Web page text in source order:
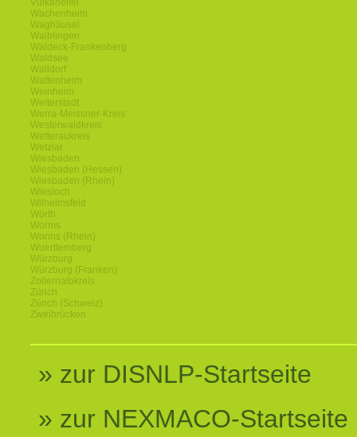
Vulkaneifel
Wachenheim
Waghäusel
Waiblingen
Waldeck-Frankenberg
Waldsee
Walldorf
Wattenheim
Weinheim
Weiterstadt
Werra-Meissner-Kreis
Westerwaldkreis
Wetteraukreis
Wetzlar
Wiesbaden
Wiesbaden (Hessen)
Wiesbaden (Rhein)
Wiesloch
Wilhelmsfeld
Wörth
Worms
Worms (Rhein)
Wuerttemberg
Würzburg
Würzburg (Franken)
Zollernalbkreis
Zürich
Zürich (Schweiz)
Zweibrücken
» zur DISNLP-Startseite
» zur NEXMACO-Startseite